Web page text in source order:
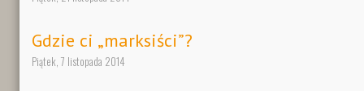
Gdzie ci „marksiści”?
Piątek, 7 listopada 2014